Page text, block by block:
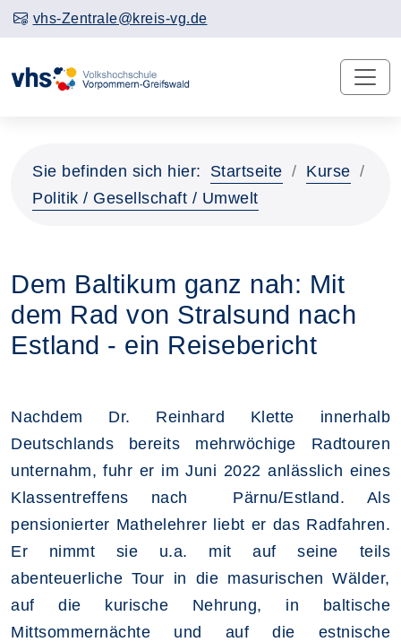
vhs-Zentrale@kreis-vg.de
Sie befinden sich hier: Startseite
Kurse
Politik / Gesellschaft / Umwelt
Dem Baltikum ganz nah: Mit
dem Rad von Stralsund nach
Estland - ein Reisebericht
Nachdem Dr. Reinhard Klette innerhalb
Deutschlands bereits mehrwöchige Radtouren
unternahm, fuhr er im Juni 2022 anlässlich eines
Klassentreffens nach Pärnu/Estland. Als
pensionierter Mathelehrer liebt er das Radfahren.
Er nimmt sie u.a. mit auf seine teils
abenteuerliche Tour in die masurischen Wälder,
auf die kurische Nehrung, in baltische
Mittsommernächte und auf die estnische